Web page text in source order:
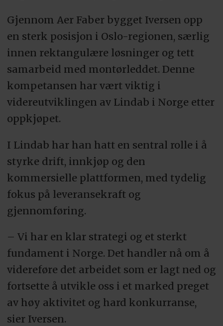
Gjennom Aer Faber bygget Iversen opp
en sterk posisjon i Oslo-regionen, særlig
innen rektangulære løsninger og tett
samarbeid med montørleddet. Denne
kompetansen har vært viktig i
videreutviklingen av Lindab i Norge etter
oppkjøpet.
I Lindab har han hatt en sentral rolle i å
styrke drift, innkjøp og den
kommersielle plattformen, med tydelig
fokus på leveransekraft og
gjennomføring.
– Vi har en klar strategi og et sterkt
fundament i Norge. Det handler nå om å
videreføre det arbeidet som er lagt ned og
fortsette å utvikle oss i et marked preget
av høy aktivitet og hard konkurranse,
sier Iversen.